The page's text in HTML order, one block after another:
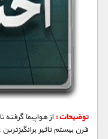
مسابقات / ورزشی
مستند های اختصاصی
توضیحات : از هواپیما
قرن بیستم تاثیر